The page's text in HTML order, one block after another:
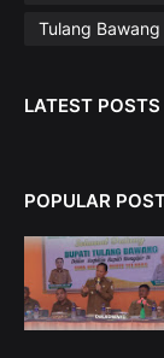
Tulang Bawang
LATEST POSTS
POPULAR